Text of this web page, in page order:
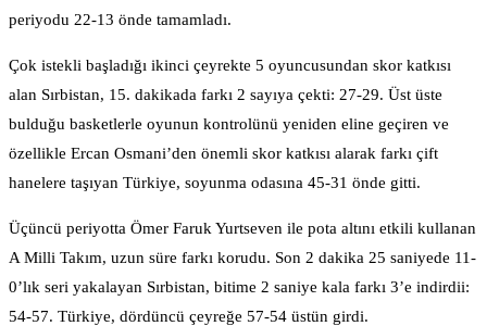
periyodu 22-13 önde tamamladı.
Çok istekli başladığı ikinci çeyrekte 5 oyuncusundan skor katkısı
alan Sırbistan, 15. dakikada farkı 2 sayıya çekti: 27-29. Üst üste
bulduğu basketlerle oyunun kontrolünü yeniden eline geçiren ve
özellikle Ercan Osmani’den önemli skor katkısı alarak farkı çift
hanelere taşıyan Türkiye, soyunma odasına 45-31 önde gitti.
Üçüncü periyotta Ömer Faruk Yurtseven ile pota altını etkili kullanan
A Milli Takım, uzun süre farkı korudu. Son 2 dakika 25 saniyede 11-
0’lık seri yakalayan Sırbistan, bitime 2 saniye kala farkı 3’e indirdii:
54-57. Türkiye, dördüncü çeyreğe 57-54 üstün girdi.